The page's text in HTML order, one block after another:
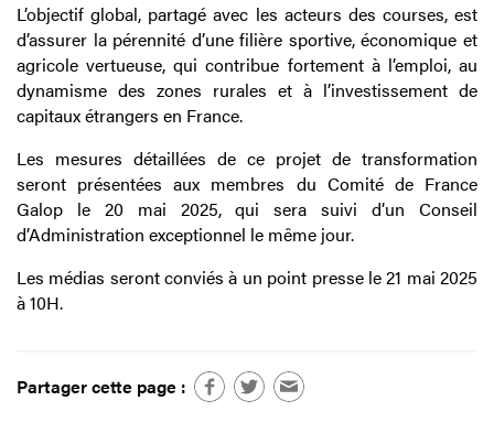
L’objectif global, partagé avec les acteurs des courses, est
d’assurer la pérennité d’une filière sportive, économique et
agricole vertueuse, qui contribue fortement à l’emploi, au
dynamisme des zones rurales et à l’investissement de
capitaux étrangers en France.
Les mesures détaillées de ce projet de transformation
seront présentées aux membres du Comité de France
Galop le 20 mai 2025, qui sera suivi d’un Conseil
d’Administration exceptionnel le même jour.
Les médias seront conviés à un point presse le 21 mai 2025
à 10H.
Partager cette page :